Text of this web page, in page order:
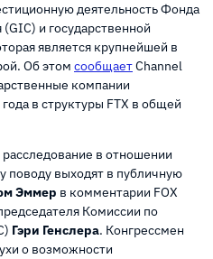
деятельность Фонда
и государственной
является крупнейшей в
Об этом сообщаетChannel
компании
в структуры FTX в общей
в отношении
поводу выходят в публичную
Эммер в комментарии FOX
Комиссии по
Гэри Генслера. Конгрессмен
о возможности